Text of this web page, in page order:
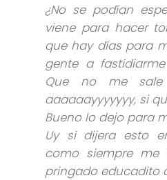
¿No se podían
viene para hacer
que hay días para
gente a
Que no me sale
aaaaaayyyyyyy, si
Bueno lo dejo para
Uy si dijera esto
como siempre me
pringado educadito